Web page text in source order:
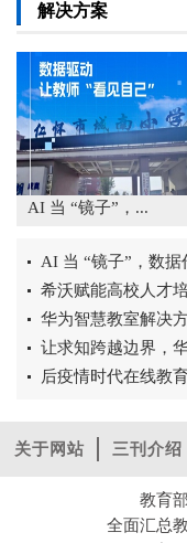
解决方案
AI 当 “镜子”，...
希沃赋能高校人才
华为智慧教室解决
让求知跨越边界，
后疫情时代在线教
关于网站 三刊介绍
教育
全面汇总